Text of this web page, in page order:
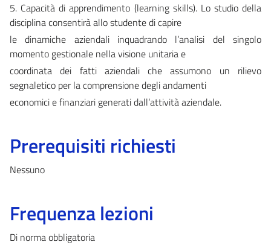
5. Capacità di apprendimento (learning skills). Lo studio della
disciplina consentirà allo studente di capire
le dinamiche aziendali inquadrando l’analisi del singolo
momento gestionale nella visione unitaria e
coordinata dei fatti aziendali che assumono un rilievo
segnaletico per la comprensione degli andamenti
economici e finanziari generati dall’attività aziendale.
Prerequisiti richiesti
Nessuno
Frequenza lezioni
Di norma obbligatoria